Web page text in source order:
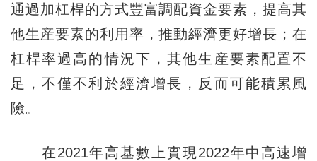
通過加杠桿的方式豐富調配資金要素，提高其
他生産要素的利用率，推動經濟更好增長；在
杠桿率過高的情況下，其他生産要素配置不
足，不僅不利於經濟增長，反而可能積累風
險。
在2021年高基數上實現2022年中高速增